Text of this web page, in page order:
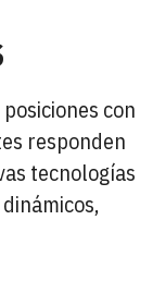
con
responden
tecnologías